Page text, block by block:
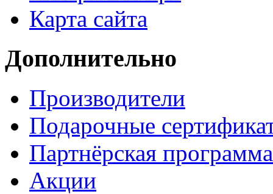
Карта сайта
Дополнительно
Производители
Подарочные
Партнёрская программа
Акции